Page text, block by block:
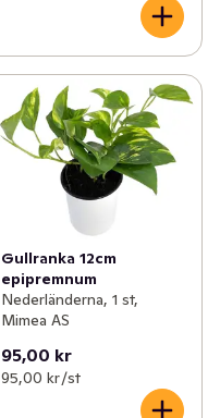
Gullranka 12cm
epipremnum
Nederländerna, 1 st,
Mimea AS
95,00 kr
95,00 kr /st